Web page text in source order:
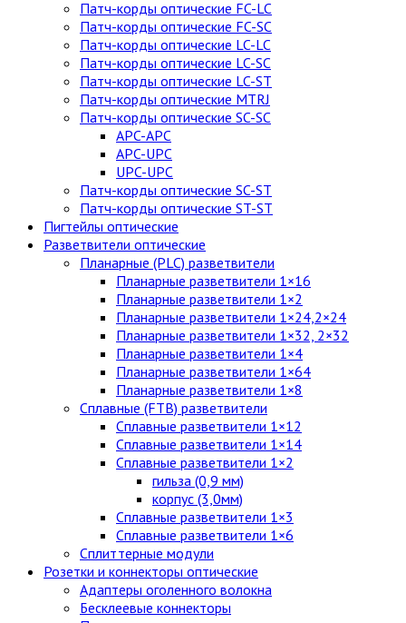
Патч-корды оптические FC-LC
Патч-корды оптические FC-SC
Патч-корды оптические LC-LC
Патч-корды оптические LC-SC
Патч-корды оптические LC-ST
Патч-корды оптические MTRJ
Патч-корды оптические SC-SC
APC-APC
APC-UPC
UPC-UPC
Патч-корды оптические SC-ST
Патч-корды оптические ST-ST
Пигтейлы оптические
Разветвители оптические
Планарные (PLC) разветвители
Планарные разветвители 1×16
Планарные разветвители 1×2
Планарные разветвители 1×24,2×24
Планарные разветвители 1×32, 2×32
Планарные разветвители 1×4
Планарные разветвители 1×64
Планарные разветвители 1×8
Сплавные (FTB) разветвители
Сплавные разветвители 1×12
Сплавные разветвители 1×14
Сплавные разветвители 1×2
гильза (0,9 мм)
корпус (3,0мм)
Сплавные разветвители 1×3
Сплавные разветвители 1×6
Сплиттерные модули
Розетки и коннекторы оптические
Адаптеры оголенного волокна
Бесклеевые коннекторы